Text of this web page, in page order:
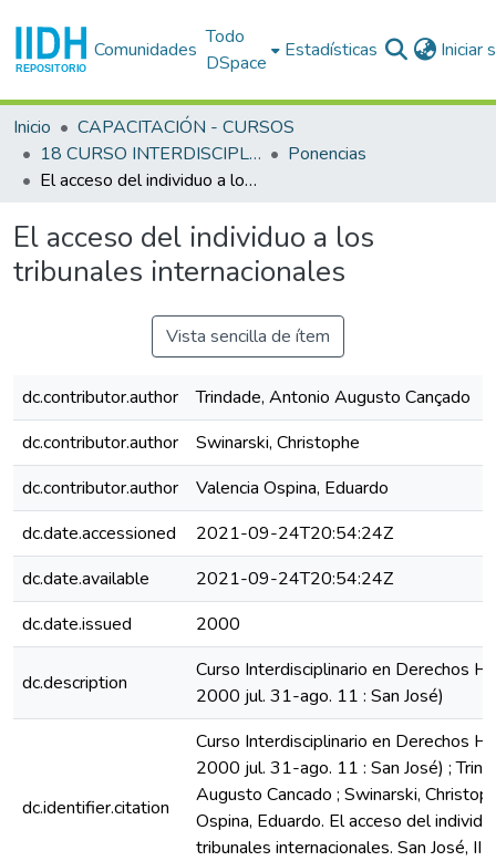
Comunidades
Todo
DSpace
Estadísticas Iniciar
Inicio
CAPACITACIÓN - CURSOS
18 CURSO INTERDISCIPLINARIO EN DERECHOS HUMANOS (18o. : 2000 jul. 31-ago. 11 : San José)
Ponencias
El acceso del individuo a los tribunales internacionales
El acceso del individuo a los
tribunales internacionales
Vista sencilla de ítem
dc.contributor.author
Trindade, Antonio Augusto Cançado
dc.contributor.author
Swinarski, Christophe
dc.contributor.author
Valencia Ospina, Eduardo
dc.date.accessioned
2021-09-24T20:54:24Z
dc.date.available
2021-09-24T20:54:24Z
dc.date.issued
2000
dc.description
Curso Interdisciplinario en Derechos
2000 jul. 31-ago. 11 : San José)
dc.identifier.citation
Curso Interdisciplinario en Derechos
2000 jul. 31-ago. 11 : San José) ;
Augusto Cancado ; Swinarski,
Ospina, Eduardo. El acceso del
tribunales internacionales. San José,